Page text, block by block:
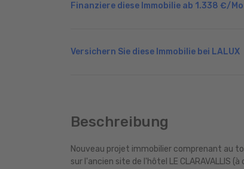
Finanziere diese Immobilie ab 1.338 €/
Versichern Sie diese Immobilie bei LALUX
Beschreibung
Nouveau projet immobilier comprenant au
sur l'ancien site de l'hôtel LE CLARAVALLIS